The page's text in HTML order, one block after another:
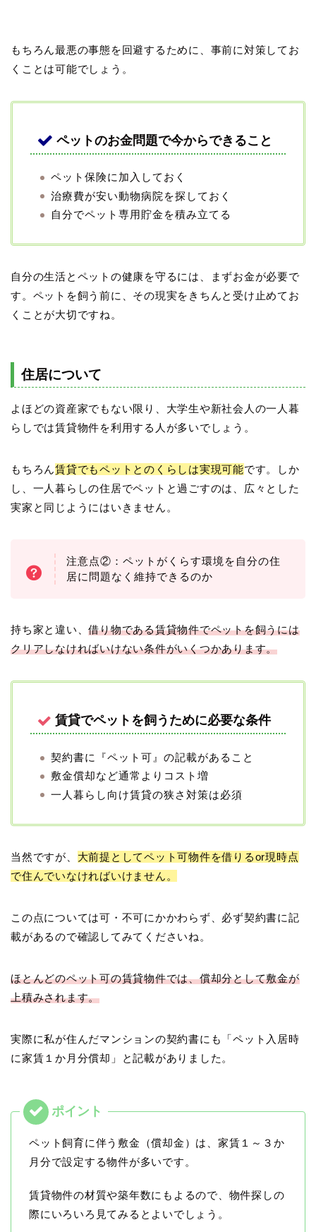
もちろん最悪の事態を回避するために、事前に対策してお
くことは可能でしょう。
ペットのお金問題で今からできること
ペット保険に加入しておく
治療費が安い動物病院を探しておく
自分でペット専用貯金を積み立てる
自分の生活とペットの健康を守るには、まずお金が必要で
す。ペットを飼う前に、その現実をきちんと受け止めてお
くことが大切ですね。
住居について
よほどの資産家でもない限り、大学生や新社会人の一人暮
らしでは賃貸物件を利用する人が多いでしょう。
もちろん賃貸でもペットとのくらしは実現可能です。しか
し、一人暮らしの住居でペットと過ごすのは、広々とした
実家と同じようにはいきません。
注意点②：ペットがくらす環境を自分の住
居に問題なく維持できるのか
持ち家と違い、借り物である賃貸物件でペットを飼うには
クリアしなければいけない条件がいくつかあります。
賃貸でペットを飼うために必要な条件
契約書に『ペット可』の記載があること
敷金償却など通常よりコスト増
一人暮らし向け賃貸の狭さ対策は必須
当然ですが、 大前提としてペット可物件を借りるor現時点
で住んでいなければいけません。
この点については可・不可にかかわらず、必ず契約書に記
載があるので確認してみてくださいね。
ほとんどのペット可の賃貸物件では、償却分として敷金が
上積みされます。
実際に私が住んだマンションの契約書にも「ペット入居時
に家賃１か月分償却」と記載がありました。
ペット飼育に伴う敷金（償却金）は、家賃１～３か
月分で設定する物件が多いです。
賃貸物件の材質や築年数にもよるので、物件探しの
際にいろいろ見てみるとよいでしょう。